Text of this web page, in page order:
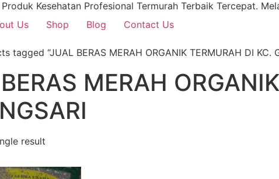
Kesehatan Profesional Termurah Terbaik Tercepat.
Us Shop Blog Contact Us
tagged “JUAL BERAS MERAH ORGANIK TERMURAH DI KC.
MERAH
result